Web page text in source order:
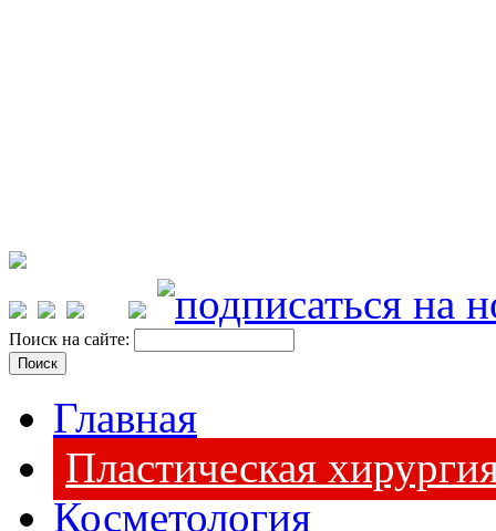
Поиск на сайте:
Главная
Пластическая
Косметология